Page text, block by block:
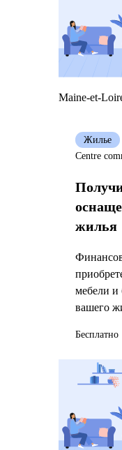
Maine-et-
жилья
мебели и
вашего
Жилье
Бесплатно